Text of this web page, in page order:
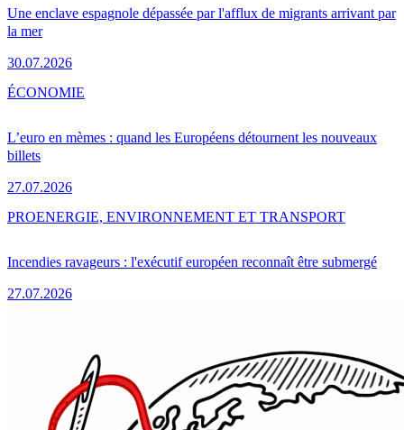
Une enclave espagnole dépassée par l'afflux de migrants arrivant par
la mer
30.07.2026
L’euro en mèmes : quand les Européens détournent les nouveaux
billets
27.07.2026
ÉCONOMIE
Incendies ravageurs : l'exécutif européen reconnaît être submergé
27.07.2026
PROENERGIE, ENVIRONNEMENT ET TRANSPORT